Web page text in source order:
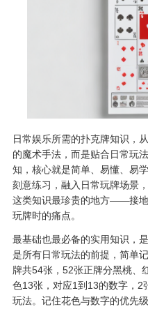
日常娱乐所需的扑克牌知识，
的魔术手法，而是贴合日常玩
知，核心就是简单、易懂、易
刻意练习，融入日常玩牌场景
这类知识最珍贵的地方——接
玩牌时的痛点。
最基础也最必备的实用知识，
是所有日常玩法的前提，简单
牌共54张，52张正牌分黑桃、
色13张，对应1到13的数字，2
玩法。记住花色与数字的优先